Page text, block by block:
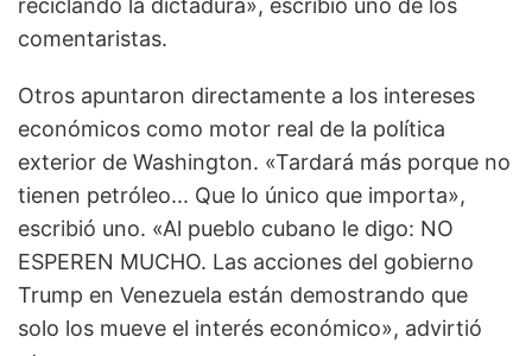
reciclando la dictadura», escribió uno de los
comentaristas.
Otros apuntaron directamente a los intereses
económicos como motor real de la política
exterior de Washington. «Tardará más porque no
tienen petróleo... Que lo único que importa»,
escribió uno. «Al pueblo cubano le digo: NO
ESPEREN MUCHO. Las acciones del gobierno
Trump en Venezuela están demostrando que
solo los mueve el interés económico», advirtió